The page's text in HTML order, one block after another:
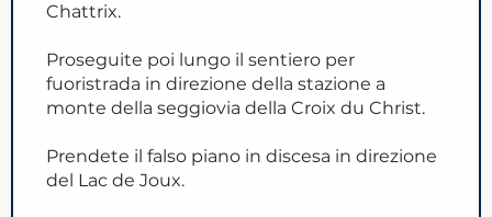
Chattrix.
Proseguite poi lungo il sentiero per
fuoristrada in direzione della stazione a
monte della seggiovia della Croix du Christ.
Prendete il falso piano in discesa in direzione
del Lac de Joux.